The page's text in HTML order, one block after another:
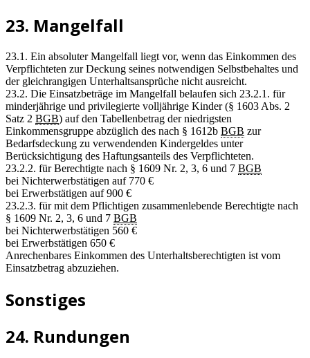
23. Mangelfall
23.1. Ein absoluter Mangelfall liegt vor, wenn das Einkommen des
Verpflichteten zur Deckung seines notwendigen Selbstbehaltes und
der gleichrangigen Unterhaltsansprüche nicht ausreicht.
23.2. Die Einsatzbeträge im Mangelfall belaufen sich 23.2.1. für
minderjährige und privilegierte volljährige Kinder (§ 1603 Abs. 2
Satz 2 BGB) auf den Tabellenbetrag der niedrigsten
Einkommensgruppe abzüglich des nach § 1612b BGB zur
Bedarfsdeckung zu verwendenden Kindergeldes unter
Berücksichtigung des Haftungsanteils des Verpflichteten.
23.2.2. für Berechtigte nach § 1609 Nr. 2, 3, 6 und 7 BGB
bei Nichterwerbstätigen auf 770 €
bei Erwerbstätigen auf 900 €
23.2.3. für mit dem Pflichtigen zusammenlebende Berechtigte nach
§ 1609 Nr. 2, 3, 6 und 7 BGB
bei Nichterwerbstätigen 560 €
bei Erwerbstätigen 650 €
Anrechenbares Einkommen des Unterhaltsberechtigten ist vom
Einsatzbetrag abzuziehen.
Sonstiges
24. Rundungen